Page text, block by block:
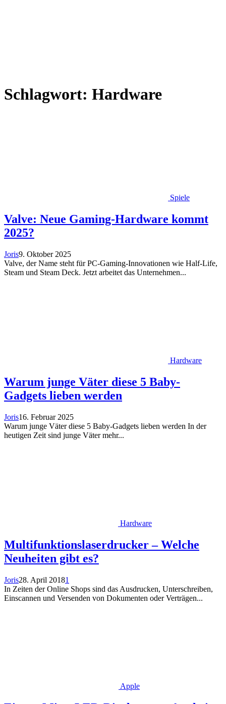
Schlagwort: Hardware
Spiele
Valve: Neue Gaming-Hardware kommt
2025?
Joris9. Oktober 2025
Valve, der Name steht für PC-Gaming-Innovationen wie Half-Life,
Steam und Steam Deck. Jetzt arbeitet das Unternehmen...
Hardware
Warum junge Väter diese 5 Baby-
Gadgets lieben werden
Joris16. Februar 2025
Warum junge Väter diese 5 Baby-Gadgets lieben werden In der
heutigen Zeit sind junge Väter mehr...
Hardware
Multifunktionslaserdrucker – Welche
Neuheiten gibt es?
Joris28. April 20181
In Zeiten der Online Shops sind das Ausdrucken, Unterschreiben,
Einscannen und Versenden von Dokumenten oder Verträgen...
Apple